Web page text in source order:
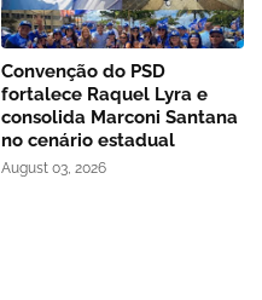
Convenção do PSD
fortalece Raquel Lyra e
consolida Marconi Santana
no cenário estadual
August 03, 2026